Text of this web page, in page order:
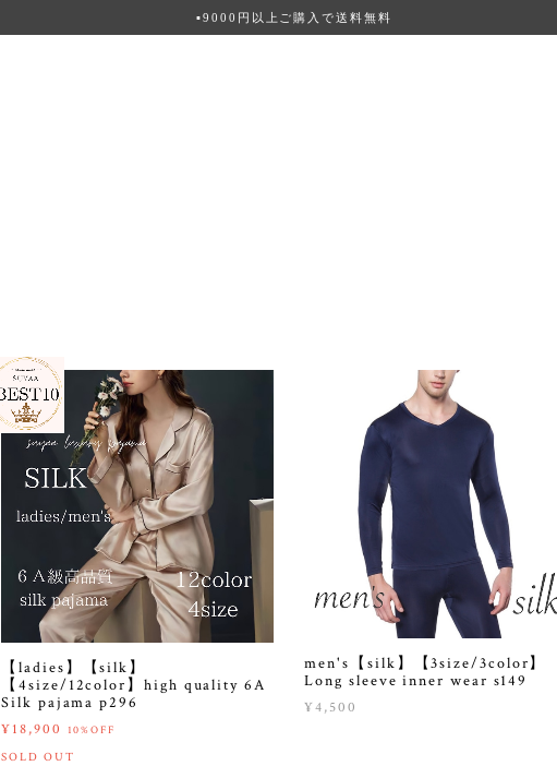
▪︎9000円以上ご購入で送料無料
【ladies】【silk】
【4size/12color】high quality 6A
Silk pajama p296
¥18,900 10%OFF
SOLD OUT
men's【silk】【3size/3color】
Long sleeve inner wear s149
¥4,500